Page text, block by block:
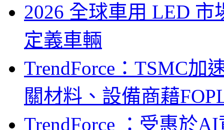
2026 全球車用 LED
定義車輛
TrendForce：TSMC加
關材料、設備商藉
TrendForce ：受惠於